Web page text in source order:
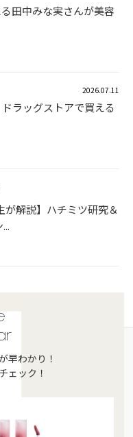
田中みな実さんが美容
2026.07.11
ドラッグストアで買える
が解説】ハチミツ研究＆
早わかり！
ェック！